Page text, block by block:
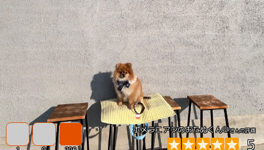
ポメラニアンのおたぬくん🐶さんの評価
5